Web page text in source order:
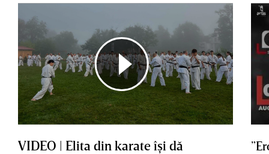
VIDEO | Elita din karate îşi dă